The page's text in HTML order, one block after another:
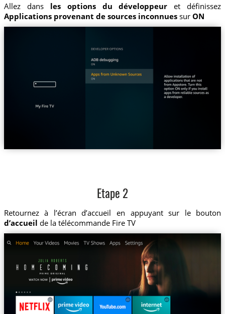
Allez dans les options du développeur et définissez
Applications provenant de sources inconnuessur ON
Etape 2
Retournez à l’écran d’accueil en appuyant sur le bouton
d’accueil de la télécommande Fire TV